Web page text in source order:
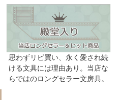
思わずリピ買い、永く愛され続
ける文具には理由あり。当店な
らではのロングセラー文房具。